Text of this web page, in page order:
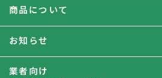
商品について
お知らせ
業者向け